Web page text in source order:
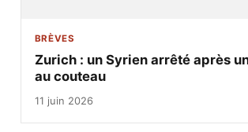
BRÈVES
Zurich : un Syrien arrêté après
au couteau
11 juin 2026